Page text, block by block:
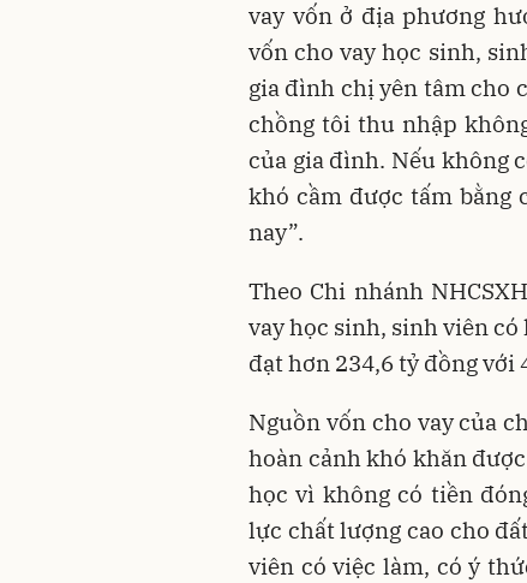
vay vốn ở địa phương
vốn cho vay học sinh,
gia đình chị yên tâm cho
chồng tôi thu nhập
của gia đình. Nếu không
khó cầm được tấm bằng
nay”.
Theo Chi nhánh
vay học sinh, sinh viên
đạt hơn 234,6 tỷ đồng với
Nguồn vốn cho vay của
hoàn cảnh khó khăn
học vì không có tiền
lực chất lượng cao cho
viên có việc làm, có ý